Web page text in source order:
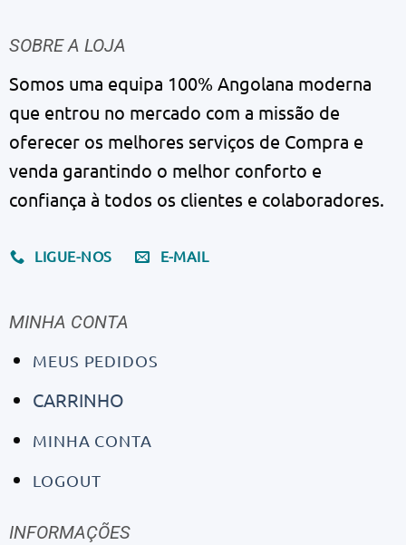
SOBRE A LOJA
Somos uma equipa 100% Angolana moderna
que entrou no mercado com a missão de
oferecer os melhores serviços de Compra e
venda garantindo o melhor conforto e
confiança à todos os clientes e colaboradores.
LIGUE-NOS E-MAIL
MINHA CONTA
MEUS PEDIDOS
CARRINHO
MINHA CONTA
LOGOUT
INFORMAÇÕES